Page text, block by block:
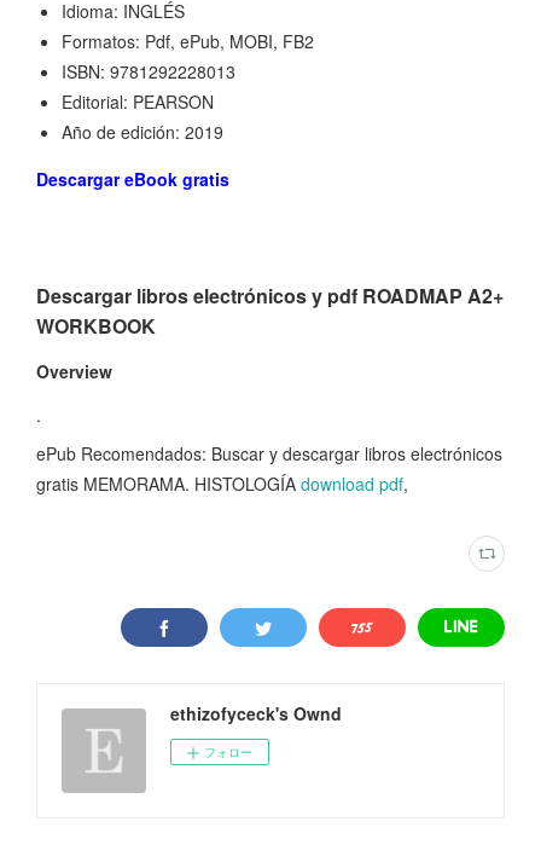
Idioma: INGLÉS
Formatos: Pdf, ePub, MOBI, FB2
ISBN: 9781292228013
Editorial: PEARSON
Año de edición: 2019
Descargar eBook gratis
Descargar libros electrónicos y pdf ROADMAP A2+
WORKBOOK
Overview
.
ePub Recomendados: Buscar y descargar libros electrónicos
gratis MEMORAMA. HISTOLOGÍA download pdf,
ethizofyceck's Ownd
フォロー